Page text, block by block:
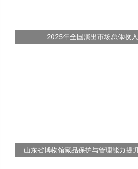
2025年全国演出市场总体收
山东省博物馆藏品保护与管理能力提